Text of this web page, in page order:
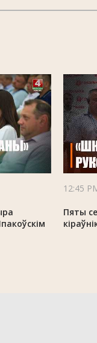
12:45
Пяты